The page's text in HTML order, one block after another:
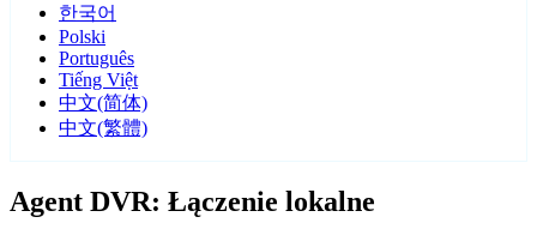
한국어
Polski
Português
Tiếng Việt
中文(简体)
中文(繁體)
Agent DVR: Łączenie lokalne